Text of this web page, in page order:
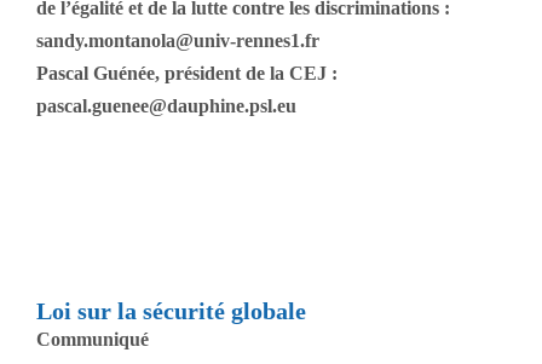
de l’égalité et de la lutte contre les discriminations :
sandy.montanola@univ-rennes1.fr
Pascal Guénée, président de la CEJ :
pascal.guenee@dauphine.psl.eu
Loi sur la sécurité globale
Communiqué